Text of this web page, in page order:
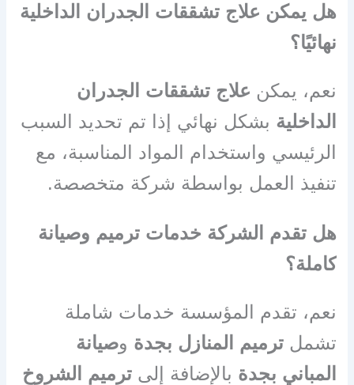
هل يمكن علاج تشققات الجدران الداخلية
نهائيًا؟
نعم، يمكن علاج تشققات الجدران
الداخلية بشكل نهائي إذا تم تحديد السبب
الرئيسي واستخدام المواد المناسبة، مع
تنفيذ العمل بواسطة شركة متخصصة.
هل تقدم الشركة خدمات ترميم وصيانة
كاملة؟
نعم، تقدم المؤسسة خدمات شاملة
تشملترميم المنازل بجدة وصيانة
المباني بجدة بالإضافة إلىترميم الشروخ